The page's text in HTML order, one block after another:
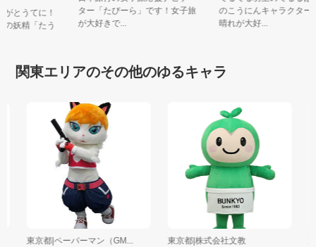
がとうてに！
の妖精「たう
ター「たびーら」です！女子旅
が大好きで...
のこうにんキャラクタ
晴れが大好...
関東エリアのその他のゆるキャラ
東京都|ペーパーマン（GM... 東京都|株式会社文教